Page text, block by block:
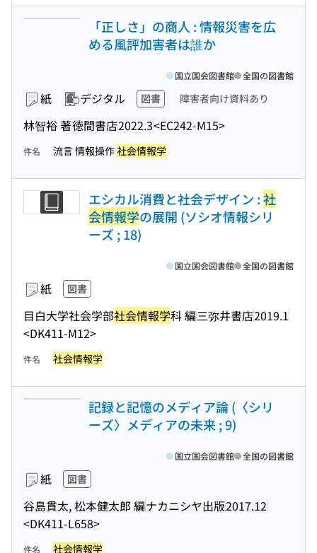
「正しさ」の商人 : 情報災害を広
める風評加害者は誰か
紙 デジタル 図書 障害者向け資料あり
林智裕 著徳間書店2022.3<EC242-M15>
国立国会図書館 全国の図書館
件名 流言 情報操作社会情報学
エシカル消費と社会デザイン :社
会情報学の展開 (ソシオ情報シリ
ーズ ; 18)
紙 図書
目白大学社会学部社会情報学科 編三弥井書店2019.1
<DK411-M12>
国立国会図書館 全国の図書館
件名 社会情報学
記録と記憶のメディア論 (〈シリ
ーズ〉メディアの未来 ; 9)
紙 図書
谷島貫太, 松本健太郎 編ナカニシヤ出版2017.12
<DK411-L658>
国立国会図書館 全国の図書館
件名 社会情報学